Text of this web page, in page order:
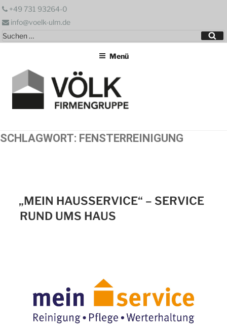
Zum
springen
+49 731 93264-0
info@voelk-ulm.de
Suchen
nach:
Menü
SCHLAGWORT: FENSTERREINIGUNG
„MEIN HAUSSERVICE“ – SERVICE
RUND UMS HAUS